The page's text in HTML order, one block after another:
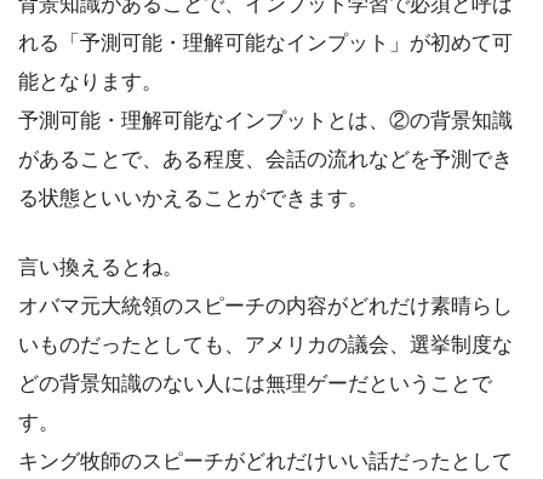
れる「予測可能・理解可能なインプット」が初めて可
能となります。
予測可能・理解可能なインプットとは、②の背景知識
があることで、ある程度、会話の流れなどを予測でき
る状態といいかえることができます。
言い換えるとね。
オバマ元大統領のスピーチの内容がどれだけ素晴らし
いものだったとしても、アメリカの議会、選挙制度な
どの背景知識のない人には無理ゲーだということで
す。
キング牧師のスピーチがどれだけいい話だったとして